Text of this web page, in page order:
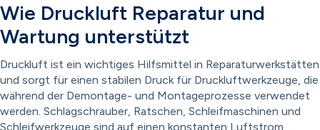
Wie Druckluft Reparatur und
Wartung unterstützt
Druckluft ist ein wichtiges Hilfsmittel in Reparaturwerkstätten
und sorgt für einen stabilen Druck für Druckluftwerkzeuge, die
während der Demontage- und Montageprozesse verwendet
werden. Schlagschrauber, Ratschen, Schleifmaschinen und
Schleifwerkzeuge sind auf einen konstanten Luftstrom